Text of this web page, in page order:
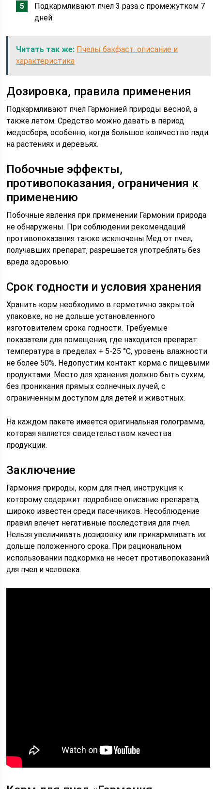
Подкармливают пчел 3 раза с промежутком 7
дней.
Читать так же: Пчелы бакфаст: описание и
характеристика
Дозировка, правила применения
Подкармливают пчел Гармонией природы весной, а
также летом. Средство можно давать в период
медосбора, особенно, когда большое количество пади
на растениях и деревьях.
Побочные эффекты,
противопоказания, ограничения к
применению
Побочные явления при применении Гармонии природа
не обнаружены. При соблюдении рекомендаций
противопоказания также исключены.Мед от пчел,
получавших препарат, разрешается употреблять без
вреда здоровью.
Срок годности и условия хранения
Хранить корм необходимо в герметично закрытой
упаковке, но не дольше установленного
изготовителем срока годности. Требуемые
показатели для помещения, где находится препарат:
температура в пределах + 5-25 °С, уровень влажности
не более 50%. Недопустим контакт корма с пищевыми
продуктами. Место для хранения должно быть сухим,
без проникания прямых солнечных лучей, с
ограниченным доступом для детей и животных.
На каждом пакете имеется оригинальная голограмма,
которая является свидетельством качества
продукции.
Заключение
Гармония природы, корм для пчел, инструкция к
которому содержит подробное описание препарата,
широко известен среди пасечников. Несоблюдение
правил влечет негативные последствия для пчел.
Нельзя увеличивать дозировку или прикармливать их
дольше положенного срока. При рациональном
использовании подкормка не несет противопоказаний
для пчел и человека.